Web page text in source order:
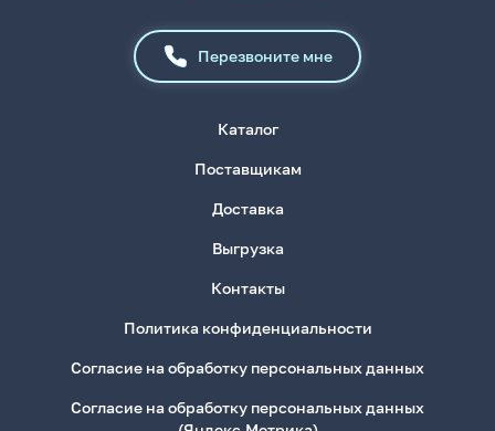
Перезвоните мне
Каталог
Поставщикам
Доставка
Выгрузка
Контакты
Политика конфиденциальности
Согласие на обработку персональных данных
Согласие на обработку персональных данных